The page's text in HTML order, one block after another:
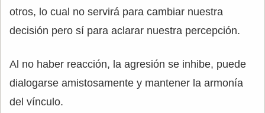
otros, lo cual no servirá para cambiar nuestra
decisión pero sí para aclarar nuestra percepción.
Al no haber reacción, la agresión se inhibe, puede
dialogarse amistosamente y mantener la armonía
del vínculo.